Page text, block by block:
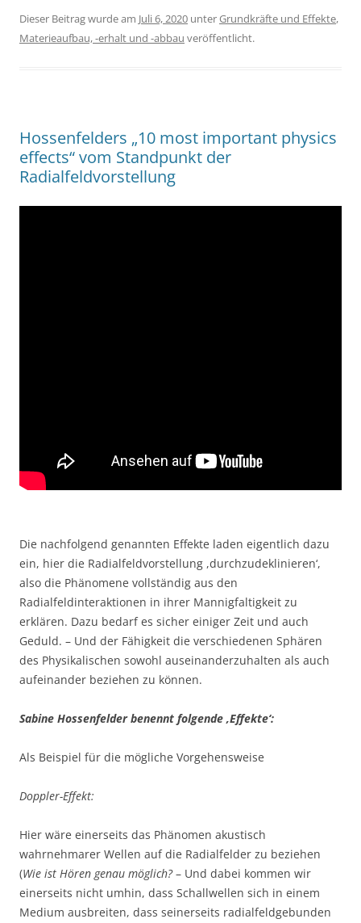
Dieser Beitrag wurde am Juli 6, 2020 unterGrundkräfte und Effekte,
Materieaufbau, -erhalt und -abbau veröffentlicht.
Hossenfelders „10 most important physics
effects“ vom Standpunkt der
Radialfeldvorstellung
Die nachfolgend genannten Effekte laden eigentlich dazu
ein, hier die Radialfeldvorstellung ,durchzudeklinieren‘,
also die Phänomene vollständig aus den
Radialfeldinteraktionen in ihrer Mannigfaltigkeit zu
erklären. Dazu bedarf es sicher einiger Zeit und auch
Geduld. – Und der Fähigkeit die verschiedenen Sphären
des Physikalischen sowohl auseinanderzuhalten als auch
aufeinander beziehen zu können.
Sabine Hossenfelder benennt folgende ‚Effekte‘:
Als Beispiel für die mögliche Vorgehensweise
Doppler-Effekt:
Hier wäre einerseits das Phänomen akustisch
wahrnehmarer Wellen auf die Radialfelder zu beziehen
(Wie ist Hören genau möglich?– Und dabei kommen wir
einerseits nicht umhin, dass Schallwellen sich in einem
Medium ausbreiten, dass seinerseits radialfeldgebunden